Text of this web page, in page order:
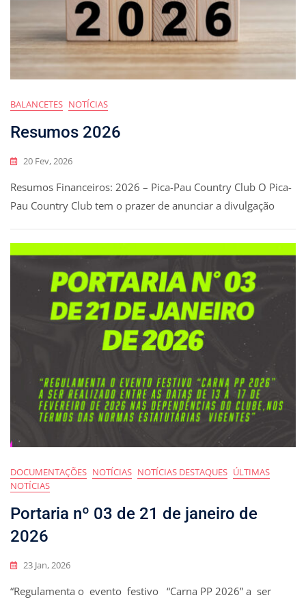
BALANCETES NOTÍCIAS
Resumos 2026
20 Fev, 2026
Resumos Financeiros: 2026 – Pica-Pau Country Club O Pica-
Pau Country Club tem o prazer de anunciar a divulgação
DOCUMENTAÇÕES NOTÍCIAS NOTÍCIAS DESTAQUES ÚLTIMAS
NOTÍCIAS
Portaria nº 03 de 21 de janeiro de
2026
23 Jan, 2026
“Regulamenta o evento festivo “Carna PP 2026” a ser